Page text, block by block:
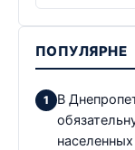
ПОПУЛЯРНЕ
В